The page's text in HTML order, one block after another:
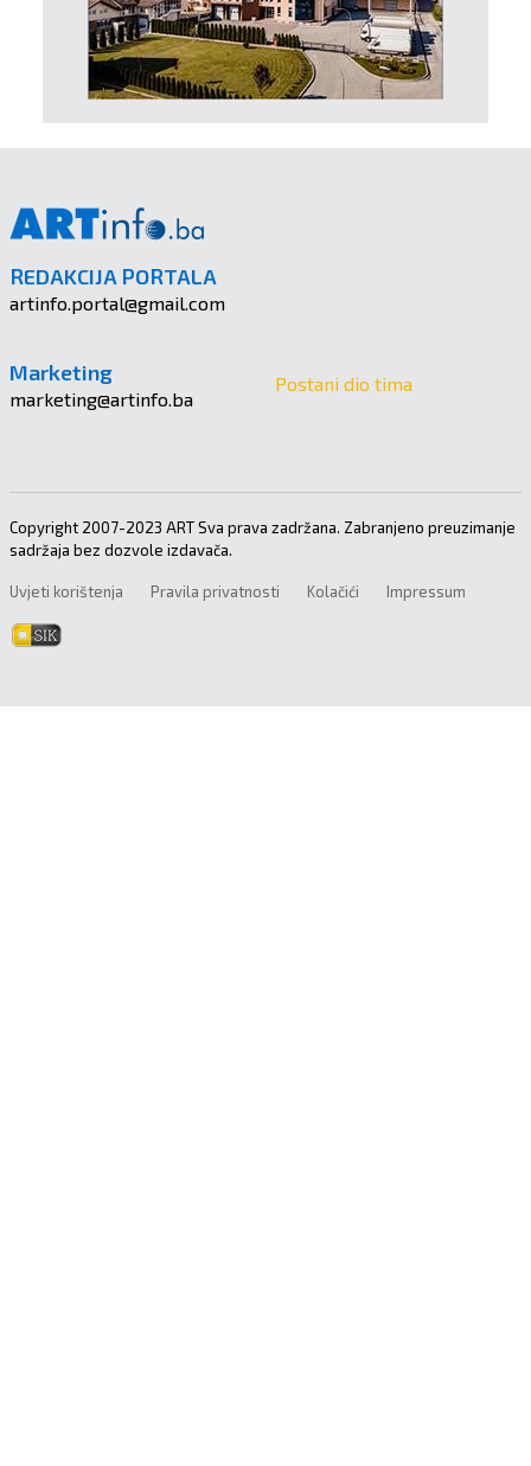
REDAKCIJA PORTALA
artinfo.portal@gmail.com
Marketing
marketing@artinfo.ba
Postani dio tima
Copyright 2007-2023 ART Sva prava zadržana. Zabranjeno preuzimanje
sadržaja bez dozvole izdavača.
Uvjeti korištenja Pravila privatnosti Kolačići Impressum